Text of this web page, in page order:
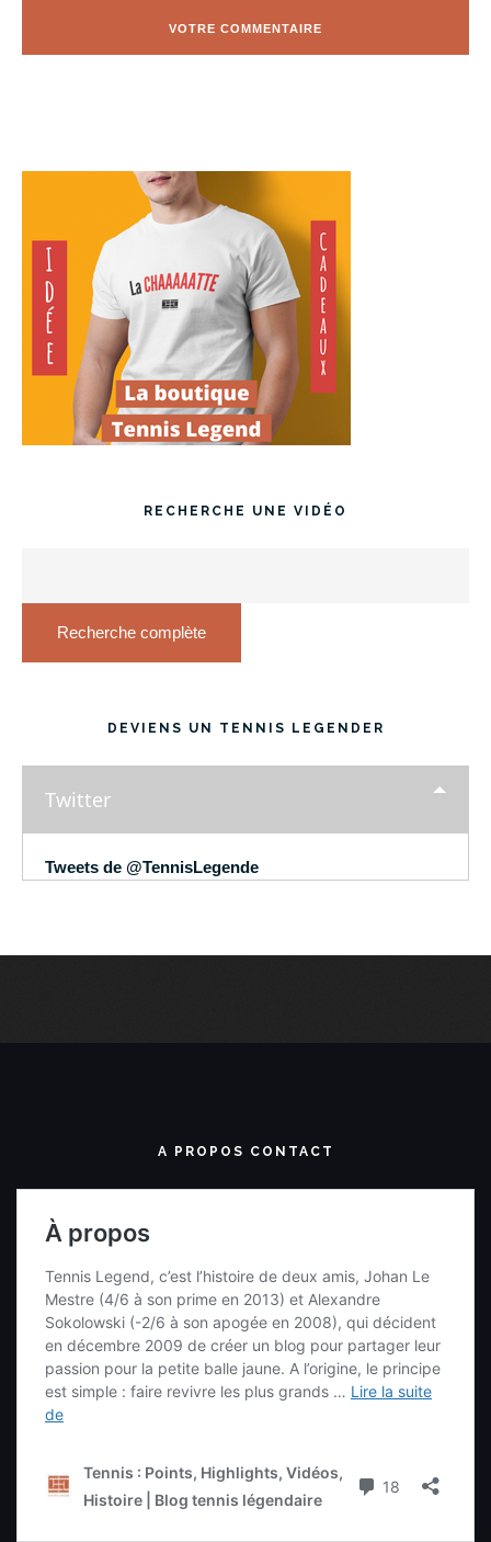
RECHERCHE UNE VIDÉO
Recherche complète
DEVIENS UN TENNIS LEGENDER
Twitter
Tweets de @TennisLegende
A PROPOS CONTACT